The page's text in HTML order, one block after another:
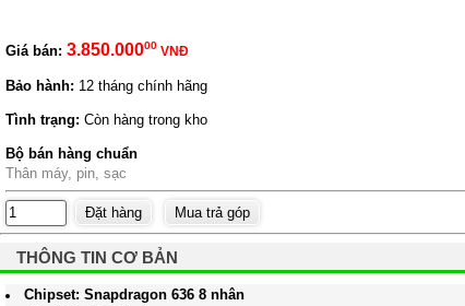
Giá bán: 3.850.00000 VNĐ
Bảo hành: 12 tháng chính hãng
Tình trạng: Còn hàng trong kho
Bộ bán hàng chuẩn
Thân máy, pin, sạc
THÔNG TIN CƠ BẢN
Chipset: Snapdragon 636 8 nhân